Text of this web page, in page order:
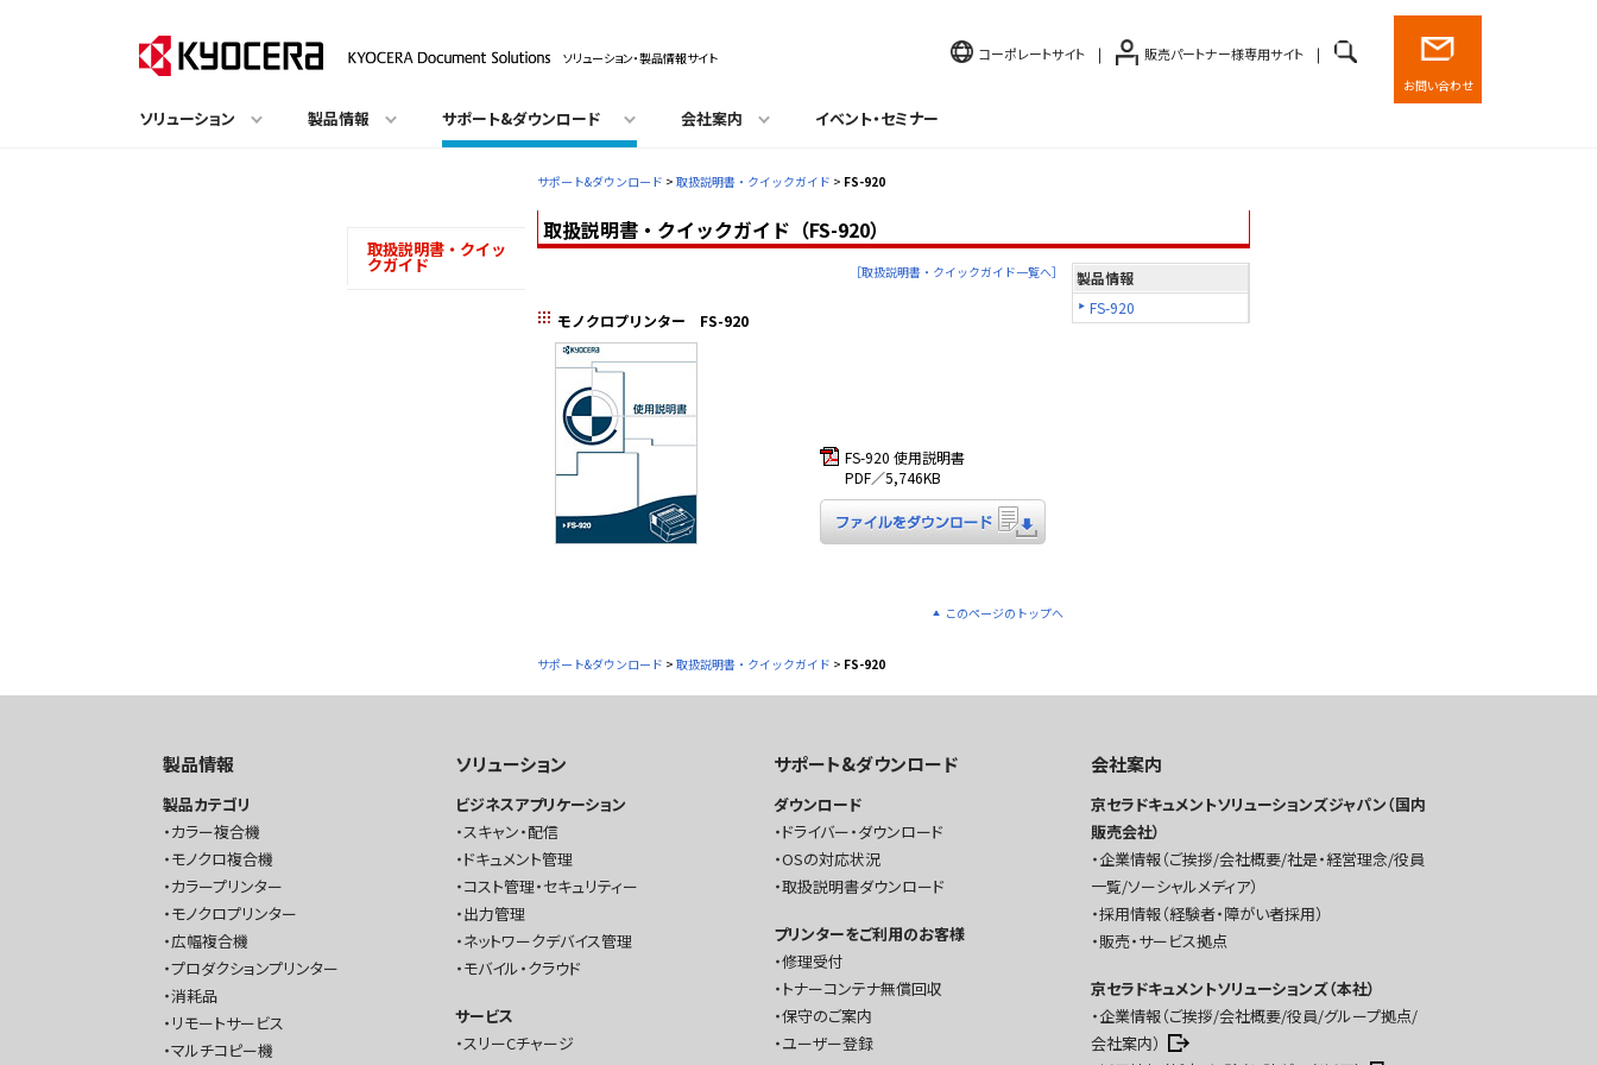
ソリューション・製品情報サイト コーポレートサイト 販売パートナー様専用サイト
お問い合わせ
ソリューション 製品情報 サポート&ダウンロード 会社案内 イベント・セミナー
取扱説明書・クイッ
クガイド
サポート&ダウンロード > 取扱説明書・クイックガイド > FS-920
取扱説明書・クイックガイド（FS-920）
［取扱説明書・クイックガイド一覧へ］
モノクロプリンター FS-920
FS-920 使用説明書
PDF／5,746KB
このページのトップへ
製品情報
FS-920
サポート&ダウンロード > 取扱説明書・クイックガイド > FS-920
製品情報
製品カテゴリ
カラー複合機
モノクロ複合機
カラープリンター
モノクロプリンター
広幅複合機
プロダクションプリンター
消耗品
リモートサービス
マルチコピー機
ソリューション
ビジネスアプリケーション
スキャン・配信
ドキュメント管理
コスト管理・セキュリティー
出力管理
ネットワークデバイス管理
モバイル・クラウド
サービス
スリーCチャージ
サポート&ダウンロード
ダウンロード
ドライバー・ダウンロード
OSの対応状況
取扱説明書ダウンロード
プリンターをご利用のお客様
修理受付
トナーコンテナ無償回収
保守のご案内
ユーザー登録
会社案内
京セラドキュメントソリューションズジャパン（国内
販売会社）
企業情報（ご挨拶/会社概要/社是・経営理念/役員
一覧/ソーシャルメディア）
採用情報（経験者・障がい者採用）
販売・サービス拠点
京セラドキュメントソリューションズ（本社）
企業情報（ご挨拶/会社概要/役員/グループ拠点/
会社案内）